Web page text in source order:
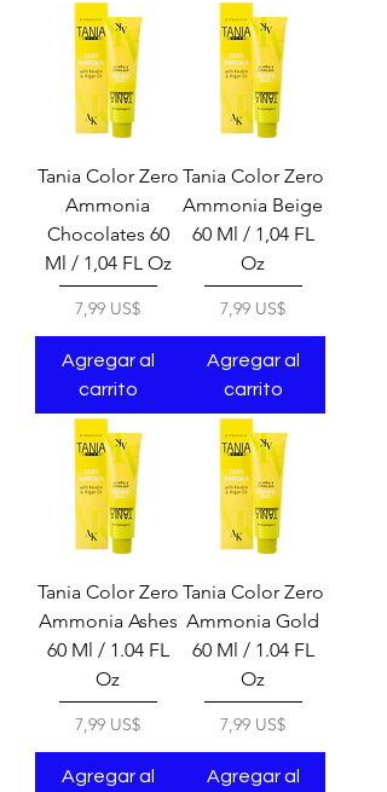
Tania Color Zero
Ammonia
Chocolates 60
Ml / 1,04 FL Oz
Precio
7,99 US$
Agregar al
carrito
Tania Color Zero
Ammonia Beige
60 Ml / 1,04 FL
Oz
Precio
7,99 US$
Agregar al
carrito
Tania Color Zero
Ammonia Ashes
60 Ml / 1.04 FL
Oz
Precio
7,99 US$
Agregar al
Tania Color Zero
Ammonia Gold
60 Ml / 1.04 FL
Oz
Precio
7,99 US$
Agregar al